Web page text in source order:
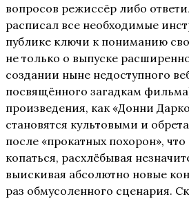
вопросов режиссёр либо
расписал все необходимые
публике ключи к пониманию
не только о выпуске
создании ныне недоступного
посвящённого загадкам
произведения, как «Донни
становятся культовыми и
после «прокатных похорон»,
копаться, расхлёбывая
выискивая абсолютно новые
раз обмусоленного сценария.